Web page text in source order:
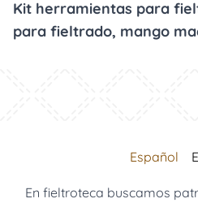
Kit herramientas para
para fieltrado, mango
Español
En fieltroteca buscamos